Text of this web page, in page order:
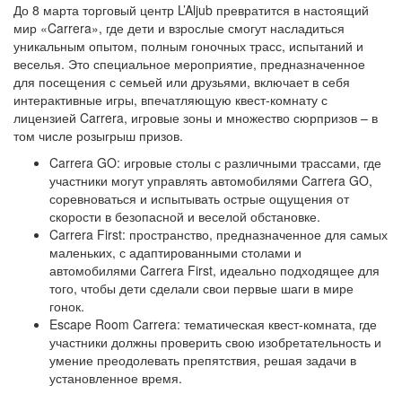
До 8 марта торговый центр L’Aljub превратится в настоящий
мир «Carrera», где дети и взрослые смогут насладиться
уникальным опытом, полным гоночных трасс, испытаний и
веселья. Это специальное мероприятие, предназначенное
для посещения с семьей или друзьями, включает в себя
интерактивные игры, впечатляющую квест-комнату с
лицензией Carrera, игровые зоны и множество сюрпризов – в
том числе розыгрыш призов.
Carrera GO: игровые столы с различными трассами, где
участники могут управлять автомобилями Carrera GO,
соревноваться и испытывать острые ощущения от
скорости в безопасной и веселой обстановке.
Carrera First: пространство, предназначенное для самых
маленьких, с адаптированными столами и
автомобилями Carrera First, идеально подходящее для
того, чтобы дети сделали свои первые шаги в мире
гонок.
Escape Room Carrera: тематическая квест-комната, где
участники должны проверить свою изобретательность и
умение преодолевать препятствия, решая задачи в
установленное время.